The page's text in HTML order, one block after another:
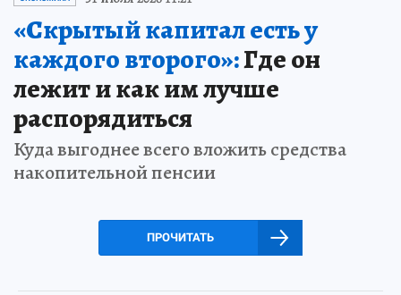
«Скрытый капитал есть у
каждого второго»:Где он
лежит и как им лучше
распорядиться
Куда выгоднее всего вложить средства
накопительной пенсии
ПРОЧИТАТЬ